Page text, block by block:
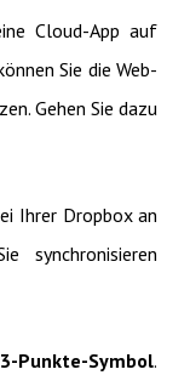
Cloud-App auf
Sie die Web-
Gehen Sie dazu
Ihrer Dropbox an
synchronisieren
3-Punkte-Symbol.